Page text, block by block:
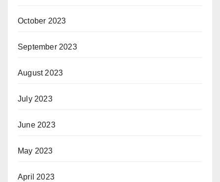
October 2023
September 2023
August 2023
July 2023
June 2023
May 2023
April 2023